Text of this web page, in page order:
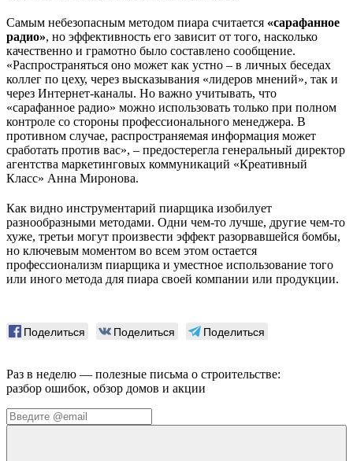
Самым небезопасным методом пиара считается «сарафанное
радио», но эффективность его зависит от того, насколько
качественно и грамотно было составлено сообщение.
«Распространяться оно может как устно – в личных беседах
коллег по цеху, через высказывания «лидеров мнений», так и
через Интернет-каналы. Но важно учитывать, что
«сарафанное радио» можно использовать только при полном
контроле со стороны профессионального менеджера. В
противном случае, распространяемая информация может
сработать против вас», – предостерегла генеральный директор
агентства маркетинговых коммуникаций «Креативный
Класс» Анна Миронова.
Как видно инструментарий пиарщика изобилует
разнообразными методами. Одни чем-то лучше, другие чем-то
хуже, третьи могут произвести эффект разорвавшейся бомбы,
но ключевым моментом во всем этом остается
профессионализм пиарщика и уместное использование того
или иного метода для пиара своей компании или продукции.
Поделиться Поделиться Поделиться
Раз в неделю — полезные письма о строительстве:
разбор ошибок, обзор домов и акции